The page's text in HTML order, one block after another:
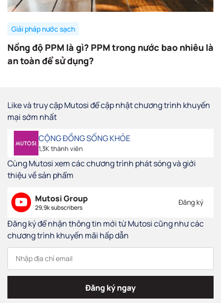
Giải pháp nước sạch
Nồng độ PPM là gì? PPM trong nước bao nhiêu là
an toàn để sử dụng?
Like và truy cập Mutosi để cập nhật chương trình khuyến
mại sớm nhất
CỘNG ĐỒNG SỐNG KHỎE
Cùng Mutosi xem các chương trình phát sóng và giới
thiệu về sản phẩm
Mutosi Group
29,9k subscribers
Đăng ký để nhận thông tin mới từ Mutosi cũng như các
chương trình khuyến mãi hấp dẫn